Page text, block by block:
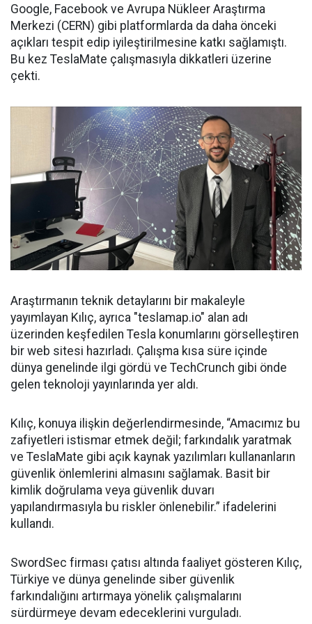
Google, Facebook ve Avrupa Nükleer Araştırma
Merkezi (CERN) gibi platformlarda da daha önceki
açıkları tespit edip iyileştirilmesine katkı sağlamıştı.
Bu kez TeslaMate çalışmasıyla dikkatleri üzerine
çekti.
Araştırmanın teknik detaylarını bir makaleyle
yayımlayan Kılıç, ayrıca "teslamap.io" alan adı
üzerinden keşfedilen Tesla konumlarını görselleştiren
bir web sitesi hazırladı. Çalışma kısa süre içinde
dünya genelinde ilgi gördü ve TechCrunch gibi önde
gelen teknoloji yayınlarında yer aldı.
Kılıç, konuya ilişkin değerlendirmesinde, “Amacımız bu
zafiyetleri istismar etmek değil; farkındalık yaratmak
ve TeslaMate gibi açık kaynak yazılımları kullananların
güvenlik önlemlerini almasını sağlamak. Basit bir
kimlik doğrulama veya güvenlik duvarı
yapılandırmasıyla bu riskler önlenebilir.” ifadelerini
kullandı.
SwordSec firması çatısı altında faaliyet gösteren Kılıç,
Türkiye ve dünya genelinde siber güvenlik
farkındalığını artırmaya yönelik çalışmalarını
sürdürmeye devam edeceklerini vurguladı.